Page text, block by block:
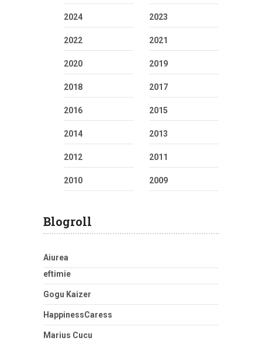
2024 2023
2022 2021
2020 2019
2018 2017
2016 2015
2014 2013
2012 2011
2010 2009
Blogroll
Aiurea
eftimie
Gogu Kaizer
HappinessCaress
Marius Cucu